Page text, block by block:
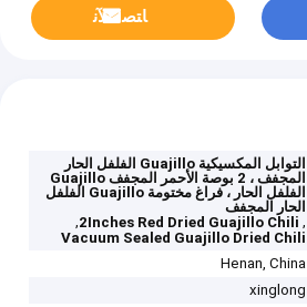
ﺎﺘﺼﻟ ﺍﻶﻧ
التوابل المكسيكية Guajillo الفلفل الحار
المجفف ، 2 بوصة الأحمر المجفف Guajillo
الفلفل الحار ، فراغ مختومة Guajillo الفلفل
الحار المجفف
,
2Inches Red Dried Guajillo Chili
,
Vacuum Sealed Guajillo Dried Chili
Henan, China
xinglong